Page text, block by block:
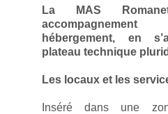
La MAS
hébergement, en
plateau technique
Les locaux et les
Inséré dans une